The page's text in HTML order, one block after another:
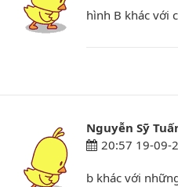
hình B khác với
Nguyễn Sỹ
20:57 19-09-
b khác với